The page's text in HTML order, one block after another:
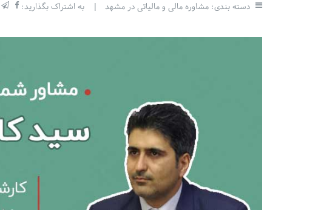
دسته بندی: مشاوره مالی و مالیاتی در مشهد | به اشتراک بگذارید: